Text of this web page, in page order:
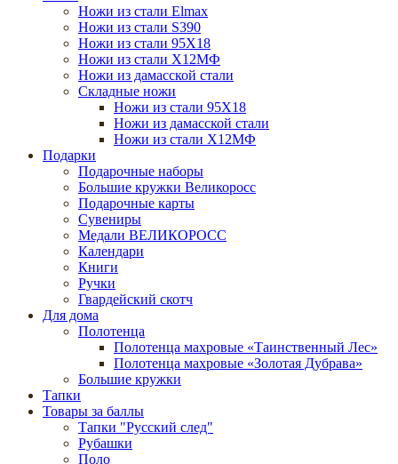
Ножи из стали Elmax
Ножи из стали S390
Ножи из стали 95X18
Ножи из стали Х12МФ
Ножи из дамасской стали
Складные ножи
Ножи из стали 95X18
Ножи из дамасской стали
Ножи из стали Х12МФ
Подарки
Подарочные наборы
Большие кружки Великоросс
Подарочные карты
Сувениры
Медали ВЕЛИКОРОСС
Календари
Книги
Ручки
Гвардейский скотч
Для дома
Полотенца
Полотенца махровые «Таинственный Лес»
Полотенца махровые «Золотая Дубрава»
Большие кружки
Тапки
Товары за баллы
Тапки "Русский след"
Рубашки
Поло